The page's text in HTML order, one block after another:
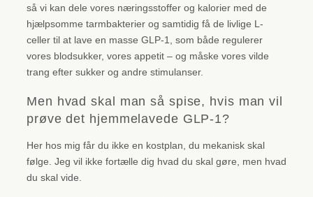
så vi kan dele vores næringsstoffer og kalorier med de
hjælpsomme tarmbakterier og samtidig få de livlige L-
celler til at lave en masse GLP-1, som både regulerer
vores blodsukker, vores appetit – og måske vores vilde
trang efter sukker og andre stimulanser.
Men hvad skal man så spise, hvis man vil
prøve det hjemmelavede GLP-1?
Her hos mig får du ikke en kostplan, du mekanisk skal
følge. Jeg vil ikke fortælle dig hvad du skal gøre, men hvad
du skal vide.